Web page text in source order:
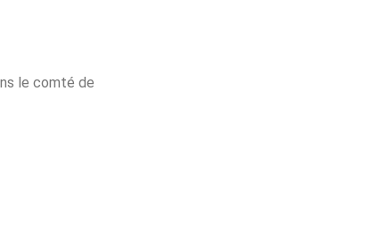
le comté de